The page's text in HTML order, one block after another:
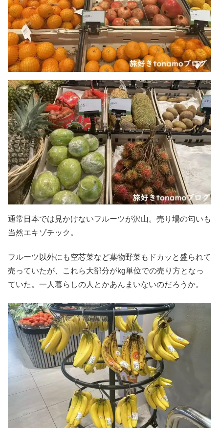
通常日本では見かけないフルーツが沢山。売り場の匂いも
当然エキゾチック。
フルーツ以外にも空芯菜など葉物野菜もドカッと盛られて
売っていたが、これら大部分がkg単位での売り方となっ
ていた。一人暮らしの人とかあんまいないのだろうか。